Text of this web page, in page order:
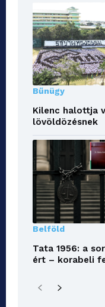
Bűnügy
Kilenc halottja
lövöldözésnek
Belföld
Tata 1956: a
ért – korabeli